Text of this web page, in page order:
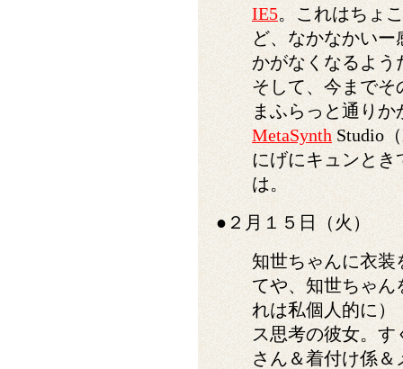
IE5。これはちょ
ど、なかなかい
かがなくなるよう
そして、今まで
まふらっと通りか
MetaSynth Studio
にげにキュンと
は。
●２月１５日（火）
知世ちゃんに衣
てや、知世ちゃ
れは私個人的に
ス思考の彼女。
さん＆着付け係